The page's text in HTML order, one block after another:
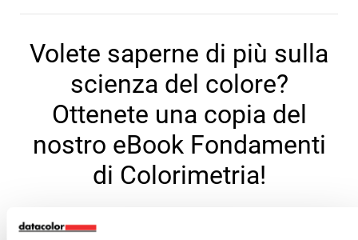
Volete saperne di più sulla
scienza del colore?
Ottenete una copia del
nostro eBook Fondamenti
di Colorimetria!